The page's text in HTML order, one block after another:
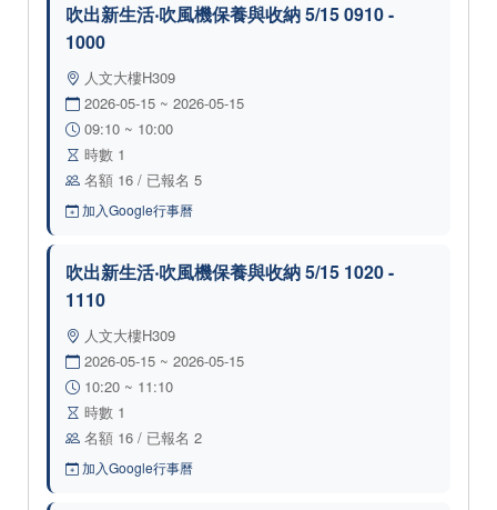
吹出新生活‧吹風機保養與收納 5/15 0910 -
1000
人文大樓H309
2026-05-15 ~ 2026-05-15
09:10 ~ 10:00
時數 1
名額 16 / 已報名 5
加入Google行事曆
吹出新生活‧吹風機保養與收納 5/15 1020 -
1110
人文大樓H309
2026-05-15 ~ 2026-05-15
10:20 ~ 11:10
時數 1
名額 16 / 已報名 2
加入Google行事曆